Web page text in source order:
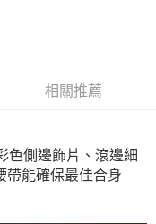
相關推薦
色側邊飾片、滾邊細
帶能確保最佳合身